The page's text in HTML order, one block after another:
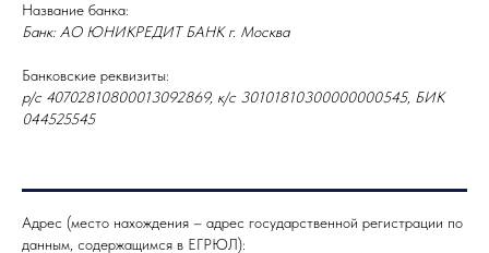
Название банка:
Банк: АО ЮНИКРЕДИТ БАНК г. Москва
Банковские реквизиты:
р/с 40702810800013092869, к/с 30101810300000000545, БИК
044525545
Адрес (место нахождения – адрес государственной регистрации по
данным, содержащимся в ЕГРЮЛ):